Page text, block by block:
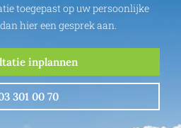
toegepast op uw persoonlijke
hier een gesprek aan.
inplannen
301 00 70